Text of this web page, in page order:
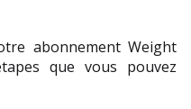
abonnement Weight
que vous pouvez